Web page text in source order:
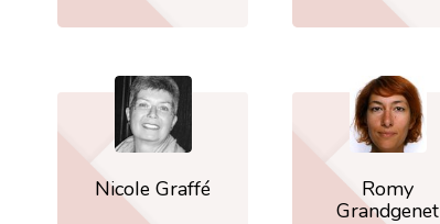
Nicole Graffé
Romy
Grandgenet